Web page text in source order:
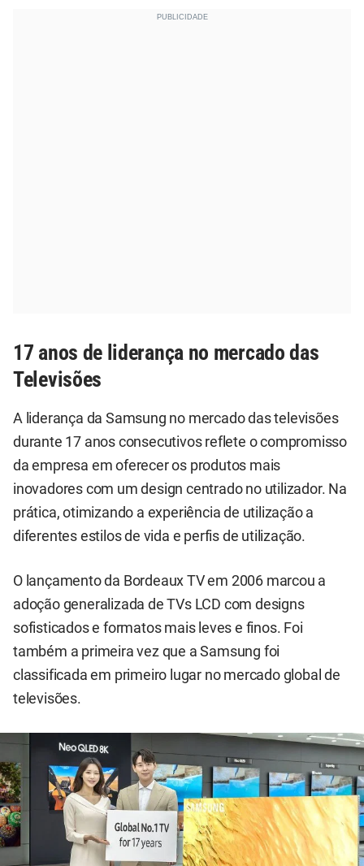
17 anos de liderança no mercado das
Televisões
A liderança da Samsung no mercado das televisões
durante 17 anos consecutivos reflete o compromisso
da empresa em oferecer os produtos mais
inovadores com um design centrado no utilizador. Na
prática, otimizando a experiência de utilização a
diferentes estilos de vida e perfis de utilização.
O lançamento da Bordeaux TV em 2006 marcou a
adoção generalizada de TVs LCD com designs
sofisticados e formatos mais leves e finos. Foi
também a primeira vez que a Samsung foi
classificada em primeiro lugar no mercado global de
televisões.